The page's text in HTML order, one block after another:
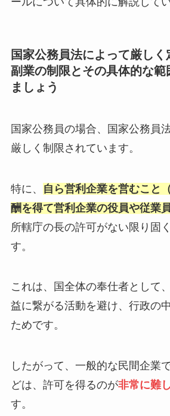
国家公務員法によって厳しく
副業の制限とその具体的な範
ましょう
国家公務員の場合、国家公務員
厳しく制限されています。
特に、 自ら営利企業を営むこと
酬を得て営利企業の役員や従業
所轄庁の長の許可がない限り固
す。
これは、国全体の奉仕者として
益に繋がる活動を避け、行政の
ためです。
したがって、一般的な民間企業
どは、許可を得るのが非常に難
す。